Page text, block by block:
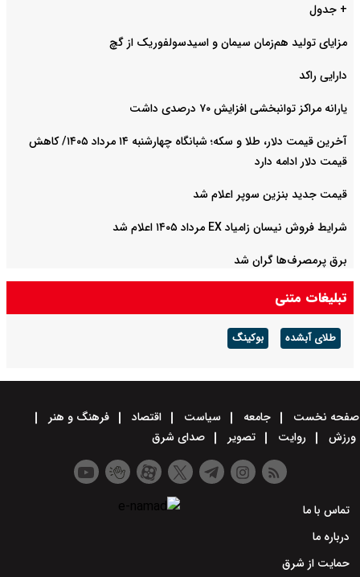
+ جدول
مزایای تولید هم‌زمان سیمان و اسیدسولفوریک از گچ
دارایی راکد
یارانه مراکز توانبخشی افزایش ۷۰ درصدی داشت
آخرین قیمت دلار، طلا و سکه؛ شبانگاه چهارشنبه ۱۴ مرداد ۱۴۰۵/ کاهش
قیمت دلار ادامه دارد
قیمت جدید بنزین سوپر اعلام شد
شرایط فروش نیسان زامیاد EX مرداد ۱۴۰۵ اعلام شد
برق پرمصرف‌ها گران شد
تبلیغات متنی
طلای آبشده بوکینگ
صفحه نخست جامعه سیاست اقتصاد
فرهنگ و هنر
ورزش
روایت تصویر صدای شرق
تماس با ما
درباره ما
حمایت از شرق